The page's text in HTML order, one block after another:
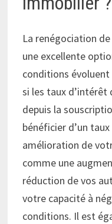
La renégociation
une excellente
conditions
si les taux
depuis la
bénéficier d’un
amélioration de
comme une
réduction de vos
votre capacité à
conditions. Il est